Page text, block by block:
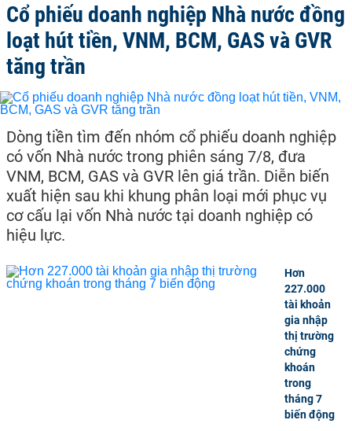
Cổ phiếu doanh nghiệp Nhà nước đồng
loạt hút tiền, VNM, BCM, GAS và GVR
tăng trần
Dòng tiền tìm đến nhóm cổ phiếu doanh nghiệp
có vốn Nhà nước trong phiên sáng 7/8, đưa
VNM, BCM, GAS và GVR lên giá trần. Diễn biến
xuất hiện sau khi khung phân loại mới phục vụ
cơ cấu lại vốn Nhà nước tại doanh nghiệp có
hiệu lực.
Hơn
227.000
tài khoản
gia nhập
thị trường
chứng
khoán
trong
tháng 7
biến động